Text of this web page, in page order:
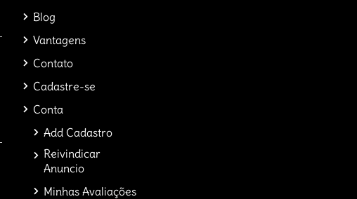
Blog
Vantagens
Contato
Cadastre-se
Conta
Add Cadastro
Reivindicar
Anuncio
Minhas Avaliações